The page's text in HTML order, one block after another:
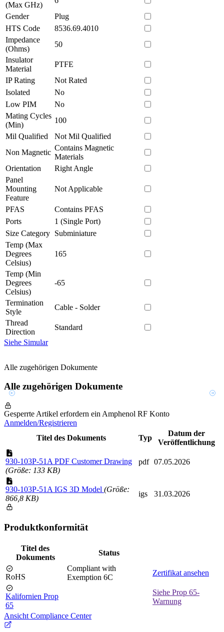
(Max GHz)
Gender
Plug
HTS Code
8536.69.4010
Impedance
(Ohms)
50
Insulator
Material
PTFE
IP Rating
Not Rated
Isolated
No
Low PIM
No
Mating Cycles
(Min)
100
Mil Qualified
Not Mil Qualified
Non Magnetic
Contains Magnetic
Materials
Orientation
Right Angle
Panel
Mounting
Feature
Not Applicable
PFAS
Contains PFAS
Ports
1 (Single Port)
Size Category Subminiature
Temp (Max
Degrees
Celsius)
165
Temp (Min
Degrees
Celsius)
-65
Termination
Style
Cable - Solder
Thread
Direction
Standard
Siehe Simular
Alle zugehörigen Dokumente
Alle zugehörigen Dokumente
Gesperrte Artikel erfordern ein Amphenol RF Konto
Anmelden/Registrieren
Titel des Dokuments
Typ
Datum der
Veröffentlichung
930-103P-51A PDF Customer Drawing
(Größe: 133 KB)
pdf 07.05.2026
930-103P-51A IGS 3D Model (Größe:
866,8 KB)
igs 31.03.2026
Produktkonformität
Titel des
Dokuments
Status
RoHS
Compliant with
Exemption 6C
Zertifikat ansehen
Kalifornien Prop
65
Siehe Prop 65-
Warnung
Ansicht Compliance Center